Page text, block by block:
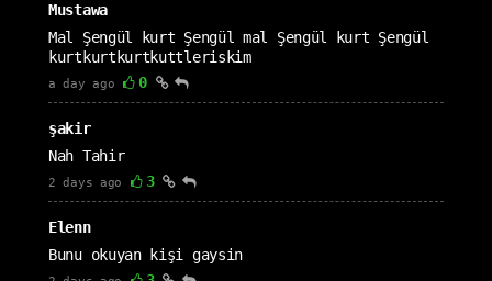
Mustawa
Mal Şengül kurt Şengül mal Şengül kurt Şengül
kurtkurtkurtkuttleriskim
a day ago 0
şakir
Nah Tahir
2 days ago 3
Elenn
Bunu okuyan kişi gaysin